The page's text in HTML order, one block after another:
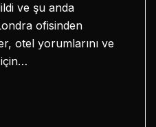
ve şu anda
ofisinden
otel yorumlarını ve